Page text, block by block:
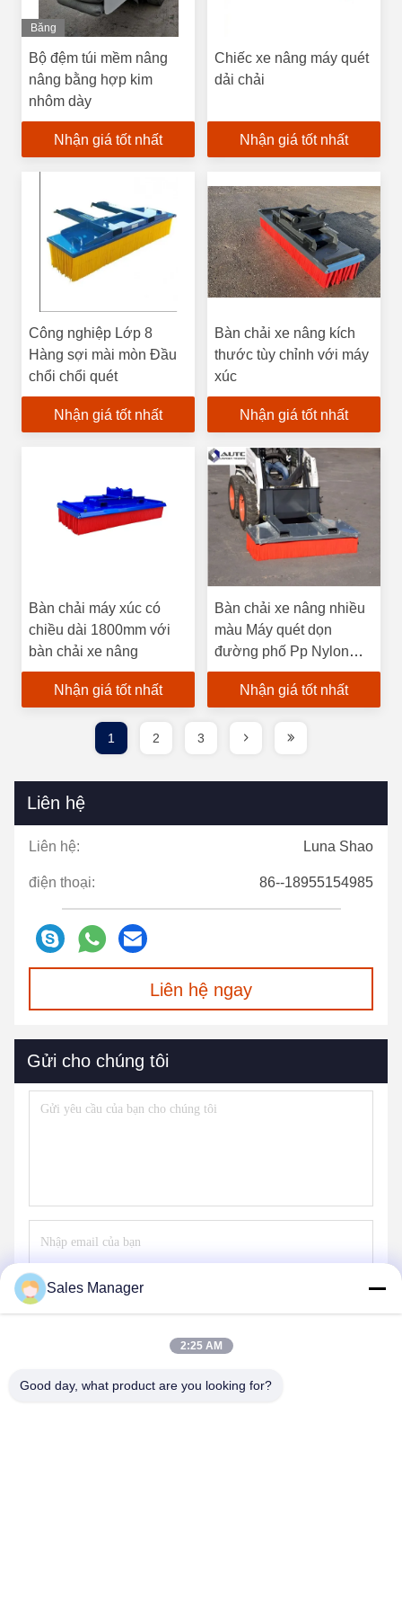
Ống lăn Ống lăn Ống lăn
Ống lăn Ống lăn Ống lăn
Ống lăn Ống lăn Ống
Băng
Bộ đệm túi mềm nâng
nâng bằng hợp kim
nhôm dày
Nhận giá tốt nhất
Chiếc xe nâng máy quét
dải chải
Nhận giá tốt nhất
Công nghiệp Lớp 8
Hàng sợi mài mòn Đầu
chổi chổi quét
Nhận giá tốt nhất
Bàn chải xe nâng kích
thước tùy chỉnh với máy
xúc
Nhận giá tốt nhất
Bàn chải máy xúc có
chiều dài 1800mm với
bàn chải xe nâng
Nhận giá tốt nhất
Bàn chải xe nâng nhiều
màu Máy quét dọn
đường phố Pp Nylon
Bristle
Nhận giá tốt nhất
1 2 3
Liên hệ
Liên hệ: Luna Shao
điện thoại: 86--18955154985
Liên hệ ngay
Gửi cho chúng tôi
Sales Manager
2:25 AM
Good day, what product are you looking for?